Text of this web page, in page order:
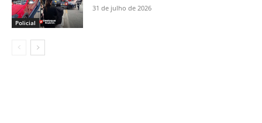
Policial
31 de julho de 2026